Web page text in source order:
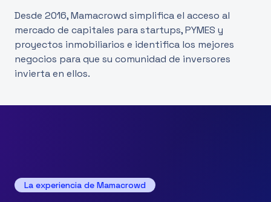
Desde 2016, Mamacrowd simplifica el acceso al
mercado de capitales para startups, PYMES y
proyectos inmobiliarios e identifica los mejores
negocios para que su comunidad de inversores
invierta en ellos.
La experiencia de Mamacrowd